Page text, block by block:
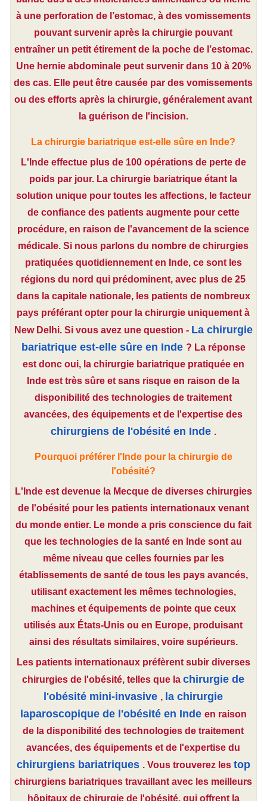
à une perforation de l’estomac, à des vomissements
pouvant survenir après la chirurgie pouvant
entraîner un petit étirement de la poche de l’estomac.
Une hernie abdominale peut survenir dans 10 à 20%
des cas. Elle peut être causée par des vomissements
ou des efforts après la chirurgie, généralement avant
la guérison de l'incision.
La chirurgie bariatrique est-elle sûre en Inde?
L'Inde effectue plus de 100 opérations de perte de
poids par jour. La chirurgie bariatrique étant la
solution unique pour toutes les affections, le facteur
de confiance des patients augmente pour cette
procédure, en raison de l'avancement de la science
médicale. Si nous parlons du nombre de chirurgies
pratiquées quotidiennement en Inde, ce sont les
régions du nord qui prédominent, avec plus de 25
dans la capitale nationale, les patients de nombreux
pays préférant opter pour la chirurgie uniquement à
New Delhi. Si vous avez une question - La chirurgie
bariatrique est-elle sûre en Inde ? La réponse
est donc oui, la chirurgie bariatrique pratiquée en
Inde est très sûre et sans risque en raison de la
disponibilité des technologies de traitement
avancées, des équipements et de l'expertise des
chirurgiens de l'obésité en Inde .
Pourquoi préférer l'Inde pour la chirurgie de
l'obésité?
L'Inde est devenue la Mecque de diverses chirurgies
de l'obésité pour les patients internationaux venant
du monde entier. Le monde a pris conscience du fait
que les technologies de la santé en Inde sont au
même niveau que celles fournies par les
établissements de santé de tous les pays avancés,
utilisant exactement les mêmes technologies,
machines et équipements de pointe que ceux
utilisés aux États-Unis ou en Europe, produisant
ainsi des résultats similaires, voire supérieurs.
Les patients internationaux préfèrent subir diverses
chirurgies de l'obésité, telles que lachirurgie de
l'obésité mini-invasive , la chirurgie
laparoscopique de l'obésité en Inde en raison
de la disponibilité des technologies de traitement
avancées, des équipements et de l'expertise du
chirurgiens bariatriques . Vous trouverez les top
chirurgiens bariatriques travaillant avec les meilleurs
hôpitaux de chirurgie de l'obésité, qui offrent la